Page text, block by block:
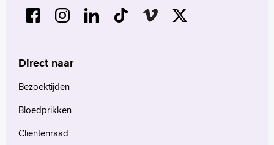
Direct naar
Bezoektijden
Bloedprikken
Cliëntenraad